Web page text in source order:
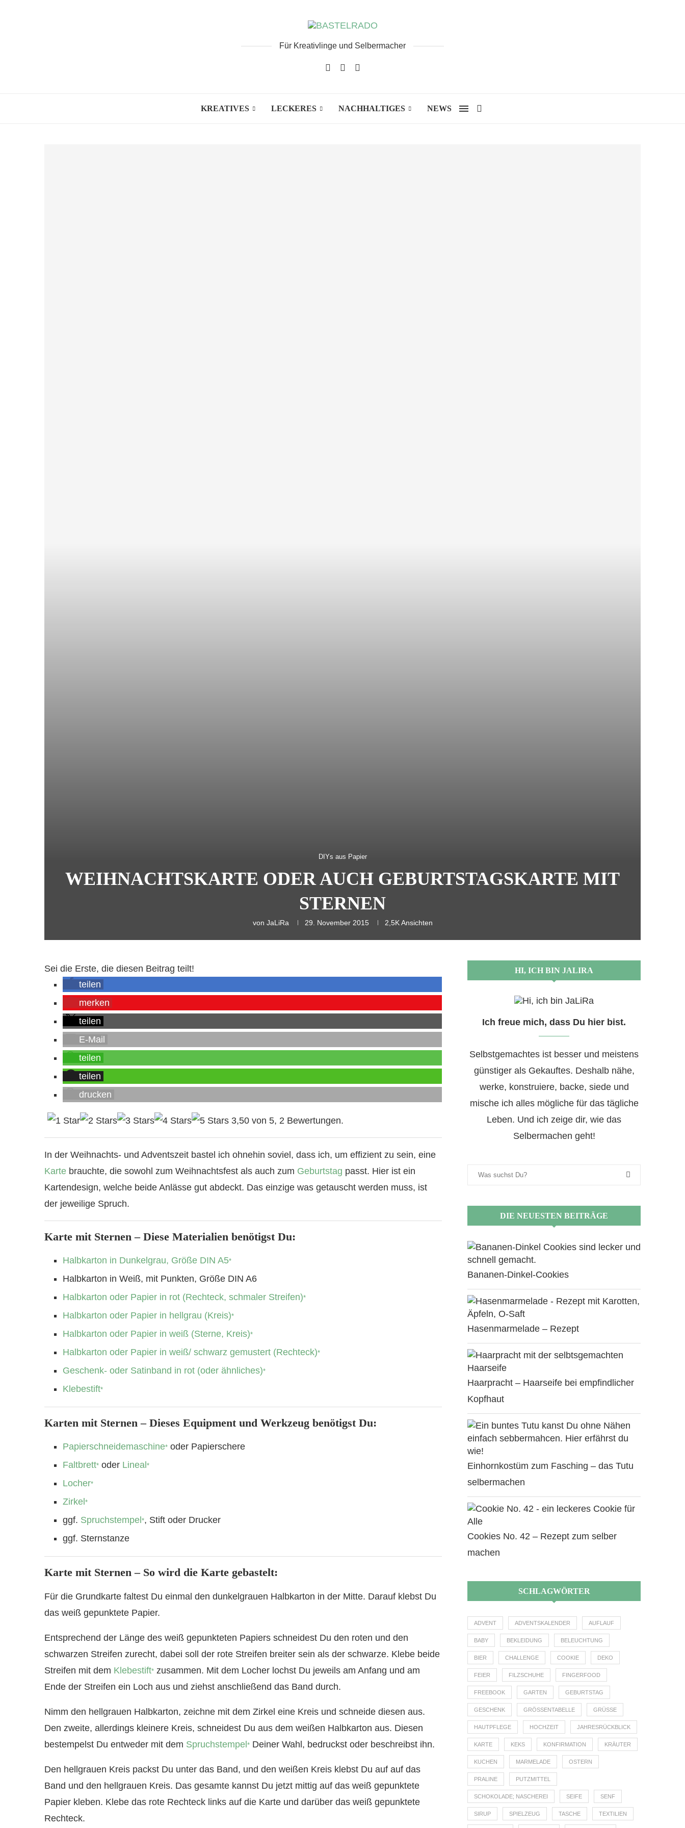
Für Kreativlinge und Selbermacher
KREATIVES LECKERES NACHHALTIGES NEWS
DIYs aus Papier
WEIHNACHTSKARTE ODER AUCH GEBURTSTAGSKARTE MIT
STERNEN
von JaLiRa 29. November 2015 2,5KAnsichten
Sei die Erste, die diesen Beitrag teilt!
teilen
merken
teilen
E-Mail
teilen
teilen
drucken
3,50 von 5, 2 Bewertungen.
In der Weihnachts- und Adventszeit bastel ich ohnehin soviel, dass ich, um effizient zu sein, eine
Karte brauchte, die sowohl zum Weihnachtsfest als auch zum Geburtstag passt. Hier ist ein
Kartendesign, welche beide Anlässe gut abdeckt. Das einzige was getauscht werden muss, ist
der jeweilige Spruch.
Karte mit Sternen – Diese Materialien benötigst Du:
Halbkarton in Dunkelgrau, Größe DIN A5*
Halbkarton in Weiß, mit Punkten, Größe DIN A6
Halbkarton oder Papier in rot (Rechteck, schmaler Streifen)*
Halbkarton oder Papier in hellgrau (Kreis)*
Halbkarton oder Papier in weiß (Sterne, Kreis)*
Halbkarton oder Papier in weiß/ schwarz gemustert (Rechteck)*
Geschenk- oder Satinband in rot (oder ähnliches)*
Klebestift*
Karten mit Sternen – Dieses Equipment und Werkzeug benötigst Du:
Papierschneidemaschine* oder Papierschere
Faltbrett* oder Lineal*
Locher*
Zirkel*
ggf. Spruchstempel*, Stift oder Drucker
ggf. Sternstanze
Karte mit Sternen – So wird die Karte gebastelt:
Für die Grundkarte faltest Du einmal den dunkelgrauen Halbkarton in der Mitte. Darauf klebst Du
das weiß gepunktete Papier.
Entsprechend der Länge des weiß gepunkteten Papiers schneidest Du den roten und den
schwarzen Streifen zurecht, dabei soll der rote Streifen breiter sein als der schwarze. Klebe beide
Streifen mit dem Klebestift* zusammen. Mit dem Locher lochst Du jeweils am Anfang und am
Ende der Streifen ein Loch aus und ziehst anschließend das Band durch.
Nimm den hellgrauen Halbkarton, zeichne mit dem Zirkel eine Kreis und schneide diesen aus.
Den zweite, allerdings kleinere Kreis, schneidest Du aus dem weißen Halbkarton aus. Diesen
bestempelst Du entweder mit dem Spruchstempel* Deiner Wahl, bedruckst oder beschreibst ihn.
Den hellgrauen Kreis packst Du unter das Band, und den weißen Kreis klebst Du auf auf das
Band und den hellgrauen Kreis. Das gesamte kannst Du jetzt mittig auf das weiß gepunktete
Papier kleben. Klebe das rote Rechteck links auf die Karte und darüber das weiß gepunktete
Rechteck.
HI, ICH BIN JALIRA
Ich freue mich, dass Du hier bist.
Selbstgemachtes ist besser und meistens
günstiger als Gekauftes. Deshalb nähe,
werke, konstruiere, backe, siede und
mische ich alles mögliche für das tägliche
Leben. Und ich zeige dir, wie das
Selbermachen geht!
DIE NEUESTEN BEITRÄGE
Bananen-Dinkel-Cookies
Hasenmarmelade – Rezept
Haarpracht – Haarseife bei empfindlicher
Kopfhaut
Einhornkostüm zum Fasching – das Tutu
selbermachen
Cookies No. 42 – Rezept zum selber
machen
SCHLAGWÖRTER
ADVENT ADVENTSKALENDER AUFLAUF
BABY BEKLEIDUNG BELEUCHTUNG
BIER CHALLENGE COOKIE DEKO
FEIER FILZSCHUHE FINGERFOOD
FREEBOOK GARTEN GEBURTSTAG
GESCHENK GRÖSSENTABELLE GRÜSSE
HAUTPFLEGE HOCHZEIT JAHRESRÜCKBLICK
KARTE KEKS KONFIRMATION KRÄUTER
KUCHEN MARMELADE OSTERN
PRALINE PUTZMITTEL
SCHOKOLADE; NASCHEREI SEIFE SENF
SIRUP SPIELZEUG TASCHE TEXTILIEN